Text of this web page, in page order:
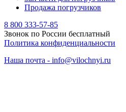
Продажа погрузчиков
8 800 333-57-85
Звонок по России бесплатный
Политика конфиденциальности
Наша почта - info@vilochnyi.ru